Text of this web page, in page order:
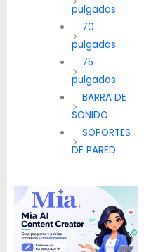
pulgadas
70
pulgadas
75
pulgadas
BARRA DE
SONIDO
SOPORTES
DE PARED